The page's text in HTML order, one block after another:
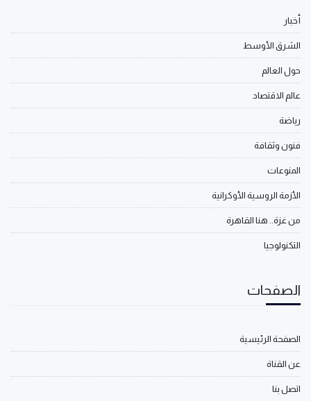
أخبار
الشرق الأوسط
حول العالم
عالم الاقتصاد
رياضة
فنون وثقافة
المنوعات
الأزمة الروسية الأوكرانية
من غزة.. هنا القاهرة
التكنولوجيا
الصفحات
الصفحة الرئيسية
عن القناة
اتصل بنا